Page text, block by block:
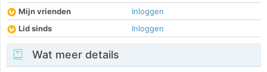
Mijn vrienden
Inloggen
Lid sinds
Inloggen
Wat meer details